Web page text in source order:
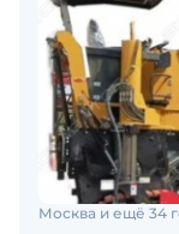
Москва и ещё 34